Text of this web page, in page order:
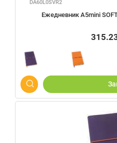
DA60L0SVR2
Ежедневник А5mini